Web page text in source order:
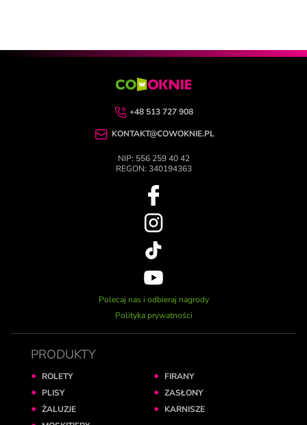
+48 513 727 908
KONTAKT@COWOKNIE.PL
NIP: 556 259 40 42
REGON: 340194363
Polecaj nas i odbieraj nagrody
Polityka prywatności
PRODUKTY
ROLETY
PLISY
ŻALUZJE
FIRANY
ZASŁONY
KARNISZE